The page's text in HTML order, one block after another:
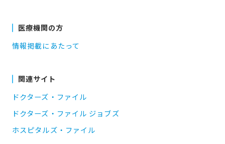
医療機関の方
情報掲載にあたって
関連サイト
ドクターズ・ファイル
ドクターズ・ファイル ジョブズ
ホスピタルズ・ファイル